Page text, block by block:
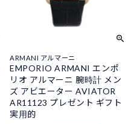
ARMANI アルマーニ
EMPORIO ARMANI エンポ
リオ アルマーニ 腕時計 メン
ズ アビエーター AVIATOR
AR11123 プレゼント ギフト
実用的